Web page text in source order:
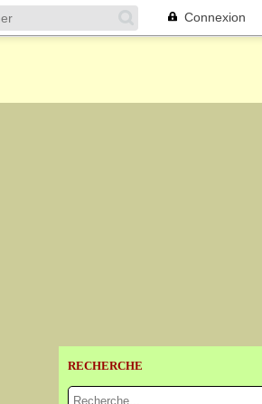
Connexion
RECHERCHE